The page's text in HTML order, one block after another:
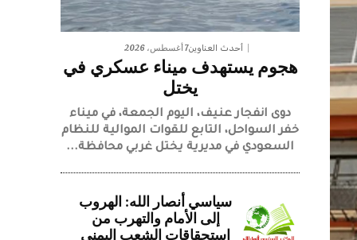
أحدث العناوين7 أغسطس، 2026
هجوم يستهدف ميناء عسكري في
يختل
دوى انفجار عنيف، اليوم الجمعة، في ميناء
خفر السواحل، التابع للقوات الموالية للنظام
السعودي في مديرية يختل غربي محافظة...
سياسي أنصار الله: الهروب
إلى الأمام والتهرب من
استحقاقات الشعب اليمني